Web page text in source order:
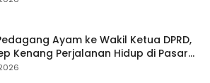
Ayam ke Wakil Ketua DPRD,
Kenang Perjalanan Hidup di Pasar